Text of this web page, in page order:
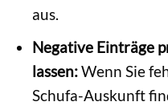
aus.
Negative Einträge
lassen:Wenn Sie
Schufa-Auskunft